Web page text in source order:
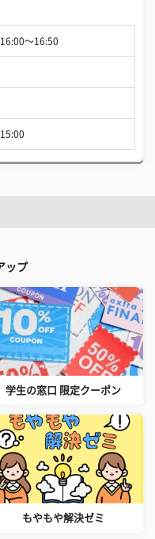
〜16:50
ップ
学生の窓口 限定クーポン
もやもや解決ゼミ